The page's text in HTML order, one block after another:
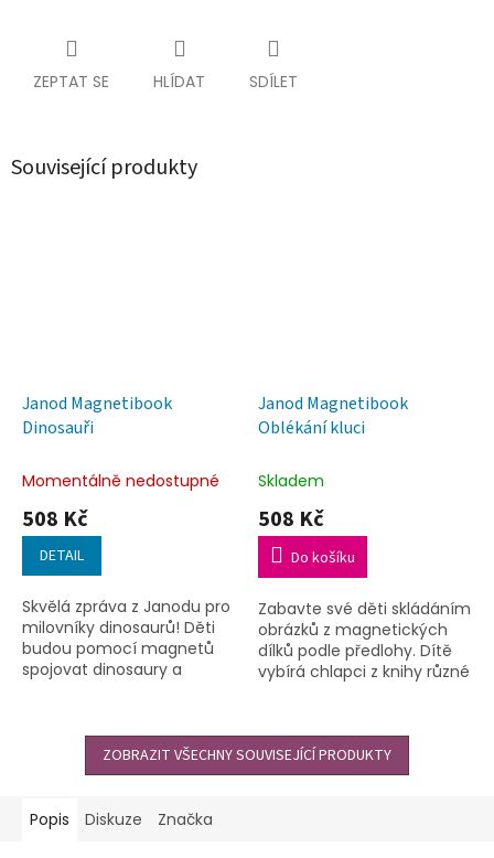
ZEPTAT SE HLÍDAT SDÍLET
Související produkty
Janod Magnetibook
Dinosauři
Momentálně nedostupné
508 Kč
DETAIL
Skvělá zpráva z Janodu pro
milovníky dinosaurů! Děti
budou pomocí magnetů
spojovat dinosaury a
Janod Magnetibook
Oblékání kluci
Skladem
508 Kč
Do košíku
Zabavte své děti skládáním
obrázků z magnetických
dílků podle předlohy. Dítě
vybírá chlapci z knihy různé
vlastní fantazie.
ZOBRAZIT VŠECHNY SOUVISEJÍCÍ PRODUKTY
Popis Diskuze Značka